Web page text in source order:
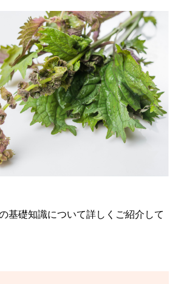
基礎知識について詳しくご紹介して